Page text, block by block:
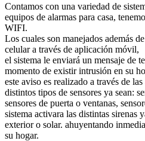
Contamos con una variedad de
equipos de alarmas para casa,
WIFI.
Los cuales son manejados además
celular a través de aplicación móvil,
el sistema le enviará un mensaje de
momento de existir intrusión en su
este aviso es realizado a través de
distintos tipos de sensores ya sean:
sensores de puerta o ventanas,
sistema activara las distintas sirenas
exterior o solar. ahuyentando
su hogar.